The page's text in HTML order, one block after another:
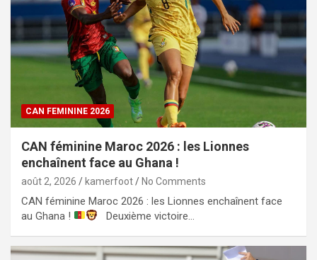
CAN FEMININE 2026
CAN féminine Maroc 2026 : les Lionnes
enchaînent face au Ghana !
août 2, 2026 kamerfoot No Comments
CAN féminine Maroc 2026 : les Lionnes enchaînent face
au Ghana !
Deuxième victoire…